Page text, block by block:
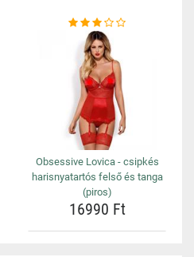
Obsessive Lovica - csipkés
harisnyatartós felső és tanga
(piros)
16990 Ft